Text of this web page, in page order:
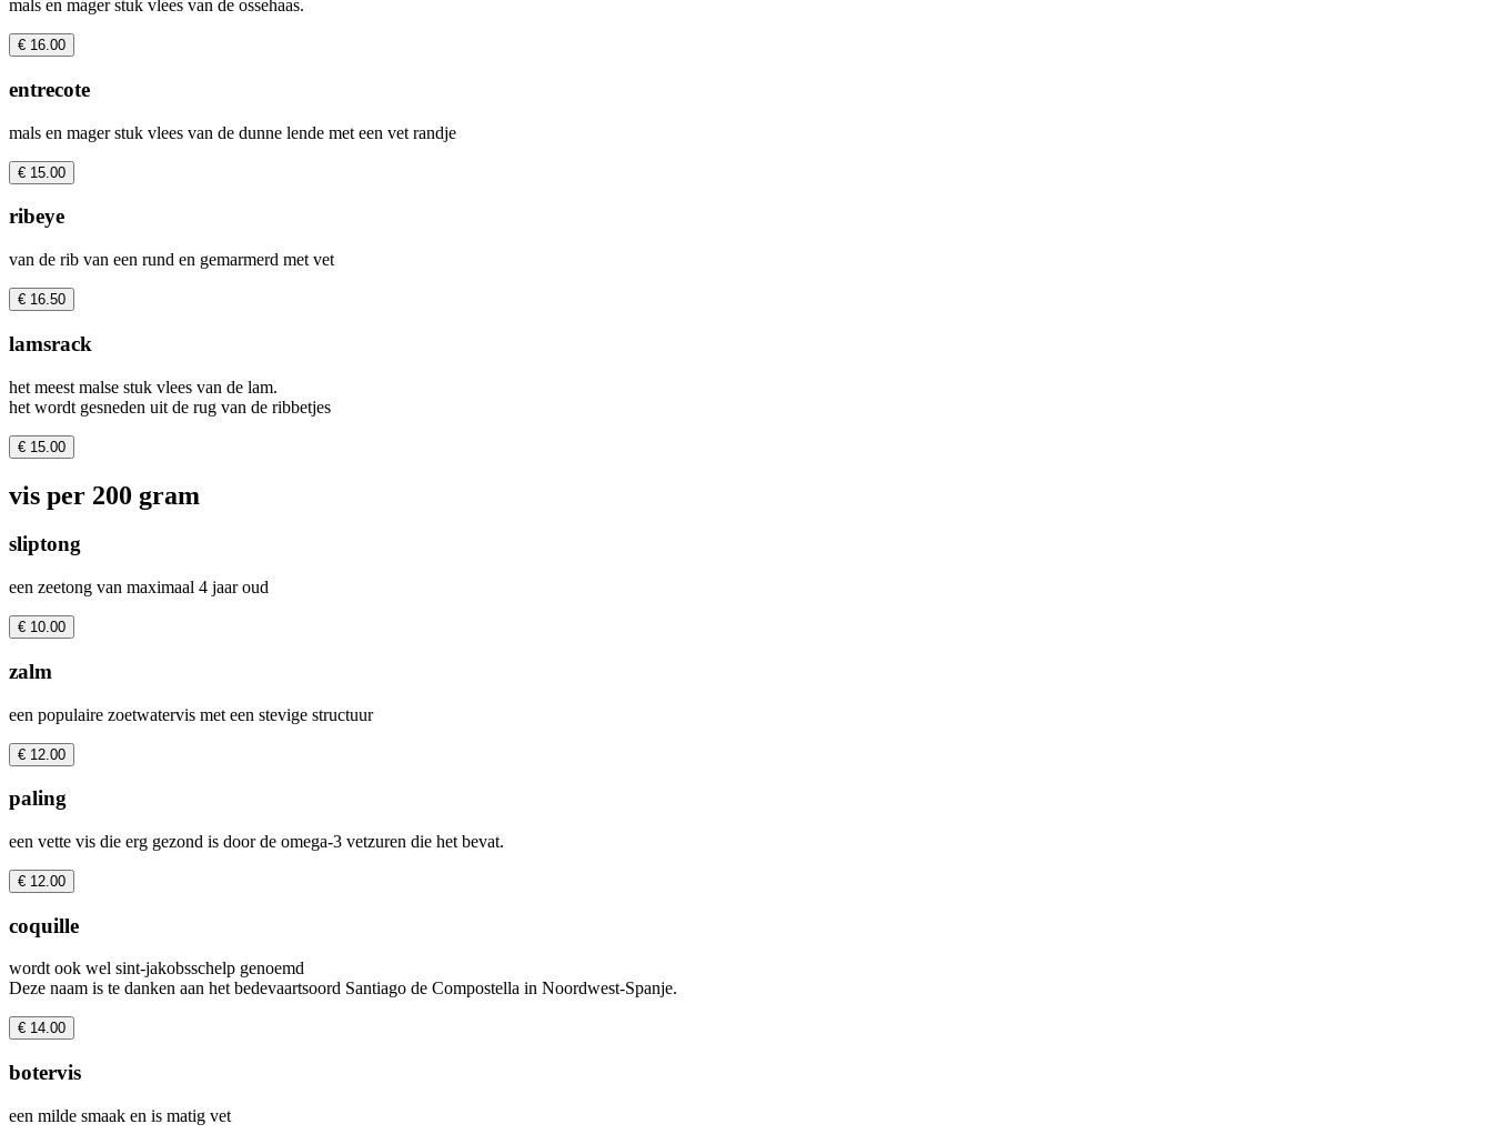
mals en mager stuk vlees van de ossehaas.
€ 16.00
entrecote
mals en mager stuk vlees van de dunne lende met een vet randje
€ 15.00
ribeye
van de rib van een rund en gemarmerd met vet
€ 16.50
lamsrack
het meest malse stuk vlees van de lam.
het wordt gesneden uit de rug van de ribbetjes
€ 15.00
vis per 200 gram
sliptong
een zeetong van maximaal 4 jaar oud
€ 10.00
zalm
een populaire zoetwatervis met een stevige structuur
€ 12.00
paling
een vette vis die erg gezond is door de omega-3 vetzuren die het bevat.
€ 12.00
coquille
wordt ook wel sint-jakobsschelp genoemd
Deze naam is te danken aan het bedevaartsoord Santiago de Compostella in Noordwest-Spanje.
€ 14.00
botervis
een milde smaak en is matig vet